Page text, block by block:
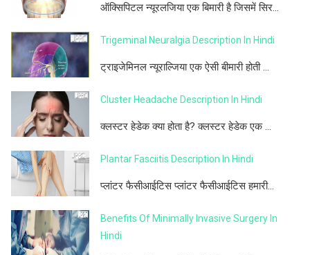
ऑक्सिपिटल न्यूरलजिया एक बिमारी है जिसमें सिर...
Trigeminal Neuralgia Description In Hindi
ट्राइजेमिनल न्यूराल्जिया एक ऐसी बीमारी होती ...
Cluster Headache Description In Hindi
क्लस्टर हेडेक क्या होता है? क्लस्टर हेडेक एक ...
Plantar Fasciitis Description In Hindi
प्लांटर फैसीआईटिस प्लांटर फैसीआईटिस हमारी...
Benefits Of Minimally Invasive Surgery In
Hindi